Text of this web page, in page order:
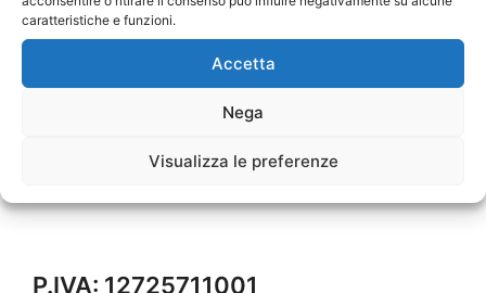
caratteristiche e funzioni.
Accetta
Nega
Visualizza le preferenze
P.IVA: 12725711001